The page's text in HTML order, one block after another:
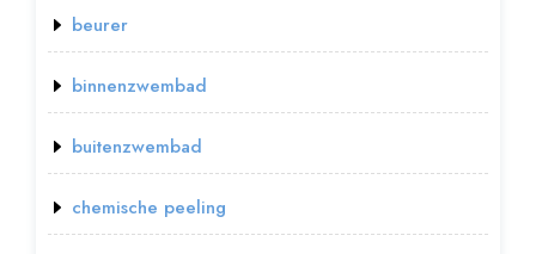
beurer
binnenzwembad
buitenzwembad
chemische peeling